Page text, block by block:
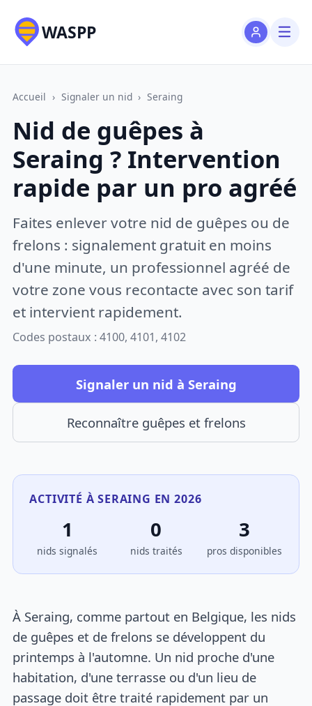
WASPP
Accueil › Signaler un nid › Seraing
Nid de guêpes à
Seraing ? Intervention
rapide par un pro agréé
Faites enlever votre nid de guêpes ou de
frelons : signalement gratuit en moins
d'une minute, un professionnel agréé de
votre zone vous recontacte avec son tarif
et intervient rapidement.
Codes postaux : 4100, 4101, 4102
Signaler un nid à Seraing
Reconnaître guêpes et frelons
ACTIVITÉ À SERAING EN 2026
1
nids signalés
0
nids traités
3
pros disponibles
À Seraing, comme partout en Belgique, les nids
de guêpes et de frelons se développent du
printemps à l'automne. Un nid proche d'une
habitation, d'une terrasse ou d'un lieu de
passage doit être traité rapidement par un